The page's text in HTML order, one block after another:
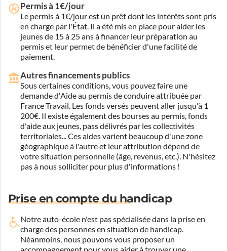
Permis à 1€/jour
Le permis à 1€/jour est un prêt dont les intérêts sont pris
en charge par l'État. Il a été mis en place pour aider les
jeunes de 15 à 25 ans à financer leur préparation au
permis et leur permet de bénéficier d'une facilité de
paiement.
Autres financements publics
Sous certaines conditions, vous pouvez faire une
demande d'Aide au permis de conduire attribuée par
France Travail. Les fonds versés peuvent aller jusqu'à 1
200€. Il existe également des bourses au permis, fonds
d'aide aux jeunes, pass délivrés par les collectivités
territoriales... Ces aides varient beaucoup d'une zone
géographique à l'autre et leur attribution dépend de
votre situation personnelle (âge, revenus, etc.). N'hésitez
pas à nous solliciter pour plus d'informations !
Prise en compte du handicap
Notre auto-école n'est pas spécialisée dans la prise en
charge des personnes en situation de handicap.
Néanmoins, nous pouvons vous proposer un